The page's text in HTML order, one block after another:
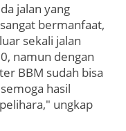
jalan yang
bermanfaat,
sekali jalan
namun dengan
BBM sudah bisa
hasil
ungkap